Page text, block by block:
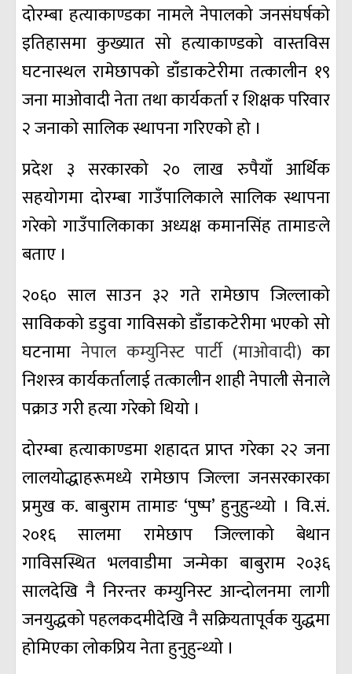
दोरम्बा हत्याकाण्डका नामले नेपालको जनसंघर्षको
इतिहासमा कुख्यात सो हत्याकाण्डको वास्तविस
घटनास्थल रामेछापको डाँडाकटेरीमा तत्कालीन १९
जना माओवादी नेता तथा कार्यकर्ता र शिक्षक परिवार
२ जनाको सालिक स्थापना गरिएको हो ।
प्रदेश ३ सरकारको २० लाख रुपैयाँ आर्थिक
सहयोगमा दोरम्बा गाउँपालिकाले सालिक स्थापना
गरेको गाउँपालिकाका अध्यक्ष कमानसिंह तामाङले
बताए ।
२०६० साल साउन ३२ गते रामेछाप जिल्लाको
साविकको डडुवा गाविसको डाँडाकटेरीमा भएको सो
घटनामा नेपाल कम्युनिस्ट पार्टी (माओवादी) का
निशस्त्र कार्यकर्तालाई तत्कालीन शाही नेपाली सेनाले
पक्राउ गरी हत्या गरेको थियो ।
दोरम्बा हत्याकाण्डमा शहादत प्राप्त गरेका २२ जना
लालयोद्धाहरूमध्ये रामेछाप जिल्ला जनसरकारका
प्रमुख क. बाबुराम तामाङ ‘पुष्प’ हुनुहुन्थ्यो । वि.सं.
२०१६ सालमा रामेछाप जिल्लाको बेथान
गाविसस्थित भलवाडीमा जन्मेका बाबुराम २०३६
सालदेखि नै निरन्तर कम्युनिस्ट आन्दोलनमा लागी
जनयुद्धको पहलकदमीदेखि नै सक्रियतापूर्वक युद्धमा
होमिएका लोकप्रिय नेता हुनुहुन्थ्यो ।